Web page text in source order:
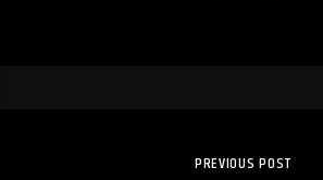
PREVIOUS POST